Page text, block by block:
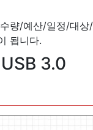
량/예산/일정/대상/
됩니다.
3.0